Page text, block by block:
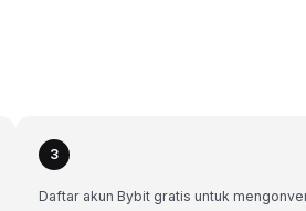
3
Daftar akun Bybit gratis untuk